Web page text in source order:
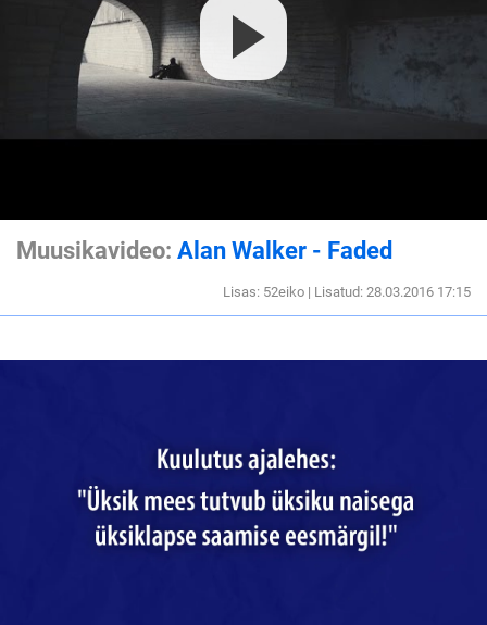
Muusikavideo: Alan Walker - Faded
Lisas: 52eiko | Lisatud: 28.03.2016 17:15